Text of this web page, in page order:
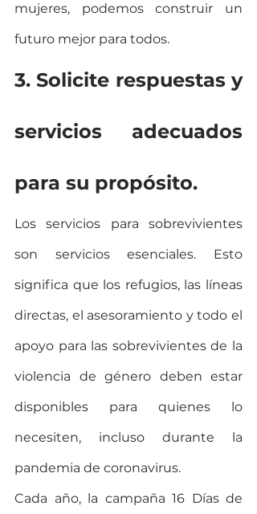
mujeres, podemos construir un
futuro mejor para todos.
3. Solicite respuestas y
servicios adecuados
para su propósito.
Los servicios para sobrevivientes
son servicios esenciales. Esto
significa que los refugios, las líneas
directas, el asesoramiento y todo el
apoyo para las sobrevivientes de la
violencia de género deben estar
disponibles para quienes lo
necesiten, incluso durante la
pandemia de coronavirus.
Cada año, la campaña 16 Días de